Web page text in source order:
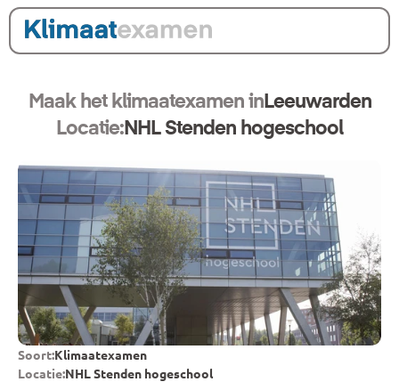
Maak het klimaatexamen inLeeuwarden
NHL Stenden hogeschool
Locatie:
Soort:Klimaatexamen
Locatie:NHL Stenden hogeschool